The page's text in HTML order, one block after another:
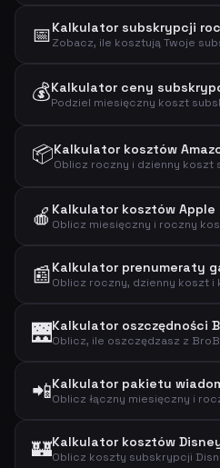
📅Kalkulator subskrypcji
💰Kalkulator ceny
📦Kalkulator kosztów
🍎 Kalkulator kosztów Apple
Oblicz miesięczny i roczny
📰Kalkulator prenumeraty
🌉Kalkulator oszczędności
📲Kalkulator pakietu
🏰Kalkulator kosztów